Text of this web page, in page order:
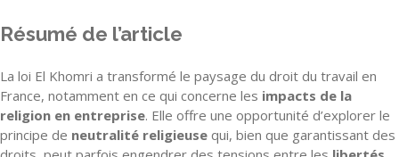
Résumé de l’article
La loi El Khomri a transformé le paysage du droit du travail en
France, notamment en ce qui concerne les impacts de la
religion en entreprise. Elle offre une opportunité d’explorer le
principe de neutralité religieuse qui, bien que garantissant des